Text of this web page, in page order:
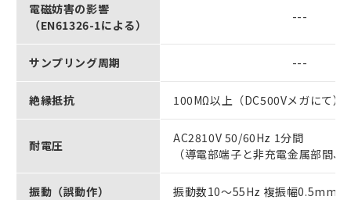
電磁妨害の影響
（EN61326-1による）
---
サンプリング周期 ---
絶縁抵抗 100MΩ以上（DC500Vメガにて）
耐電圧
AC2810V 50/60Hz 1分間
（導電部端子と非充電金属部間
振動（誤動作） 振動数10～55Hz 複振幅0.5mm